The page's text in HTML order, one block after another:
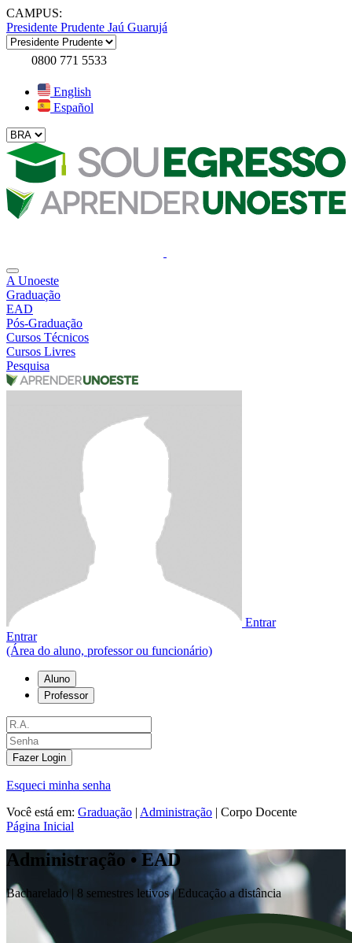
CAMPUS:
Presidente Prudente Jaú Guarujá
0800 771 5533
English
Español
A Unoeste
Graduação
EAD
Pós-Graduação
Cursos Técnicos
Cursos Livres
Pesquisa
Entrar
Entrar
(Área do aluno, professor ou funcionário)
Aluno
Professor
Fazer Login
Esqueci minha senha
Você está em: Graduação | Administração | Corpo Docente
Página Inicial
Administração • EAD
Bacharelado | 8 semestres letivos | Educação a distância